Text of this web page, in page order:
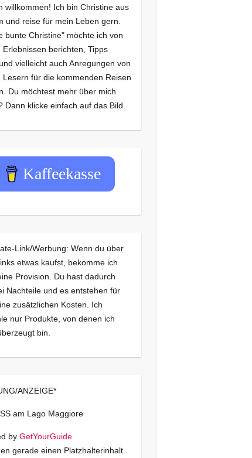
willkommen! Ich bin Christine aus
und reise für mein Leben gern.
bunte Christine" möchte ich von
Erlebnissen berichten, Tipps
vielleicht auch Anregungen von
Lesern für die kommenden Reisen
Du möchtest mehr über mich
Dann klicke einfach auf das Bild.
Kaffeekasse
Link/Werbung: Wenn du über
etwas kaufst, bekomme ich
Provision. Du hast dadurch
Nachteile und es entstehen für
zusätzlichen Kosten. Ich
nur Produkte, von denen ich
bin.
ANZEIGE*
am Lago Maggiore
by GetYourGuide
gerade einen Platzhalterinhalt